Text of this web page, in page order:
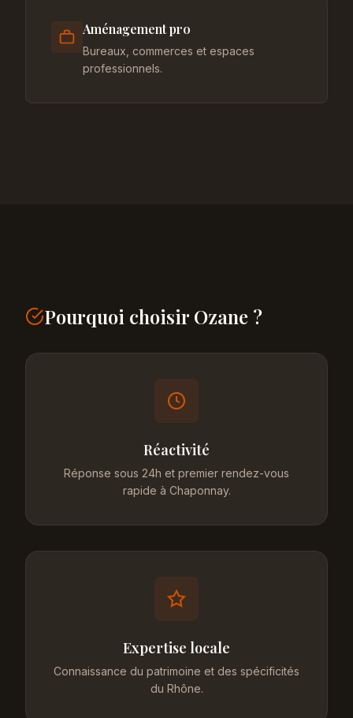
Aménagement pro
Bureaux, commerces et espaces
professionnels.
Pourquoi choisir Ozane ?
Réactivité
Réponse sous 24h et premier rendez-vous
rapide à Chaponnay.
Expertise locale
Connaissance du patrimoine et des spécificités
du Rhône.